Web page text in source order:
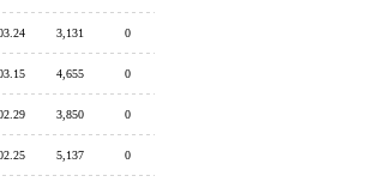
3,131 0
4,655 0
3,850 0
5,137 0